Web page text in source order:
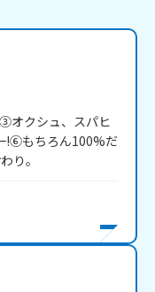
オクシュ、スパヒ
!⑥もちろん100%だ
り。